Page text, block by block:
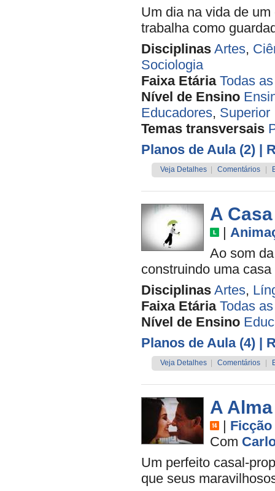
Um dia na vida de
trabalha como
Disciplinas Artes,
Sociologia
Faixa Etária Todas
Nível de Ensino
Educadores, Superior
Temas transversais
Planos de Aula (2) |
Veja Detalhes Comentários
A Casa
|
Ao som
construindo uma
Disciplinas Artes,
Faixa Etária Todas
Nível de Ensino
Planos de Aula (4) |
Veja Detalhes Comentários
A
| Ficção
Com
Um perfeito casal-
que seus